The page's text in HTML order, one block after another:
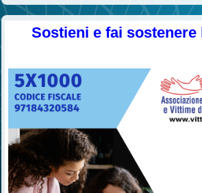
Sostieni e fai sostenere